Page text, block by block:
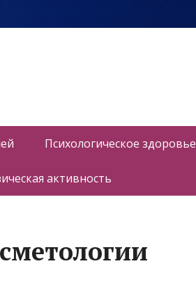
Психологическое здоровье
активность